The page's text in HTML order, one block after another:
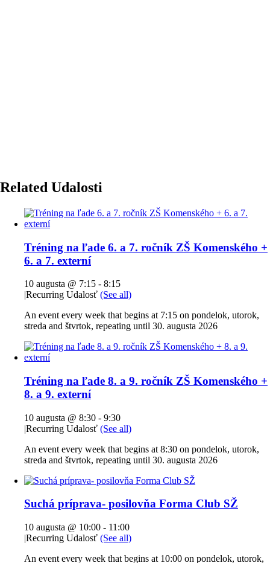
Related Udalosti
Tréning na ľade 6. a 7. ročník ZŠ Komenského +
6. a 7. externí
10 augusta @ 7:15 - 8:15
|Recurring Udalosť (See all)
An event every week that begins at 7:15 on pondelok, utorok,
streda and štvrtok, repeating until 30. augusta 2026
Tréning na ľade 8. a 9. ročník ZŠ Komenského +
8. a 9. externí
10 augusta @ 8:30 - 9:30
|Recurring Udalosť (See all)
An event every week that begins at 8:30 on pondelok, utorok,
streda and štvrtok, repeating until 30. augusta 2026
Suchá príprava- posilovňa Forma Club SŽ
10 augusta @ 10:00 - 11:00
|Recurring Udalosť (See all)
An event every week that begins at 10:00 on pondelok, utorok,